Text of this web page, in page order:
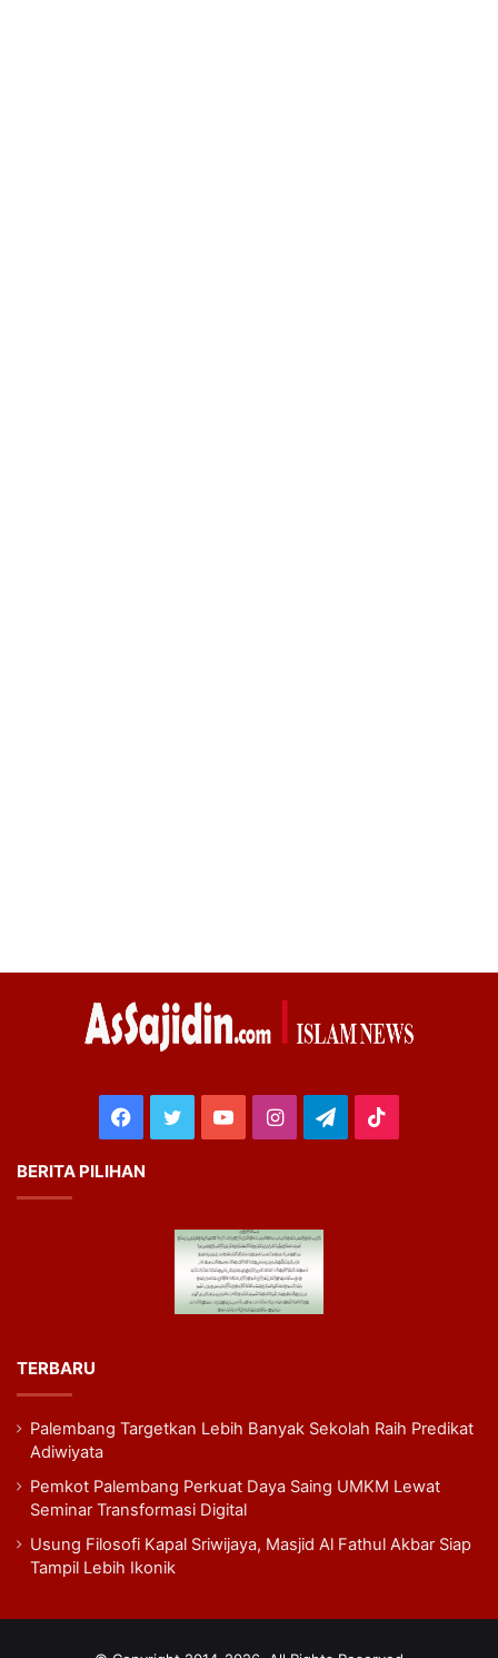
Facebook
TwitterYouTubeInstagram
Telegram
BERITA PILIHAN
TERBARU
Palembang Targetkan Lebih Banyak Sekolah Raih Predikat
Adiwiyata
Pemkot Palembang Perkuat Daya Saing UMKM Lewat
Seminar Transformasi Digital
Usung Filosofi Kapal Sriwijaya, Masjid Al Fathul Akbar Siap
Tampil Lebih Ikonik